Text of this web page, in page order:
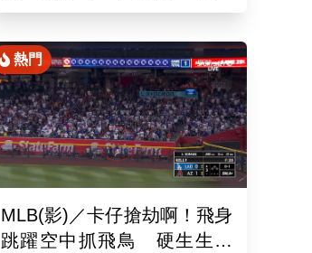
裁判！外媒痛批：丟臉丟到
熱門
MLB(影)／卡仔搶劫啊！飛身
跳躍空中抓飛鳥 硬生生沒